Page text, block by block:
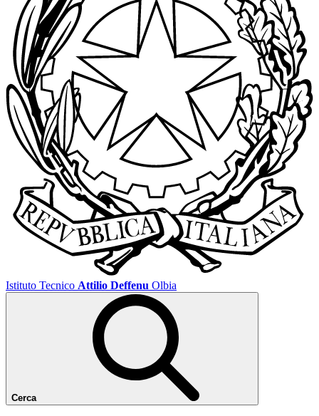
Istituto Tecnico Attilio Deffenu Olbia
Cerca